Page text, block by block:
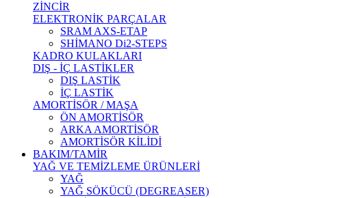
ZİNCİR
ELEKTRONİK PARÇALAR
SRAM AXS-ETAP
SHİMANO Di2-STEPS
KADRO KULAKLARI
DIŞ - İÇ LASTİKLER
DIŞ LASTİK
İÇ LASTİK
AMORTİSÖR / MAŞA
ÖN AMORTİSÖR
ARKA AMORTİSÖR
AMORTİSÖR KİLİDİ
BAKIM/TAMİR
YAĞ VE TEMİZLEME ÜRÜNLERİ
YAĞ
YAĞ SÖKÜCÜ (DEGREASER)